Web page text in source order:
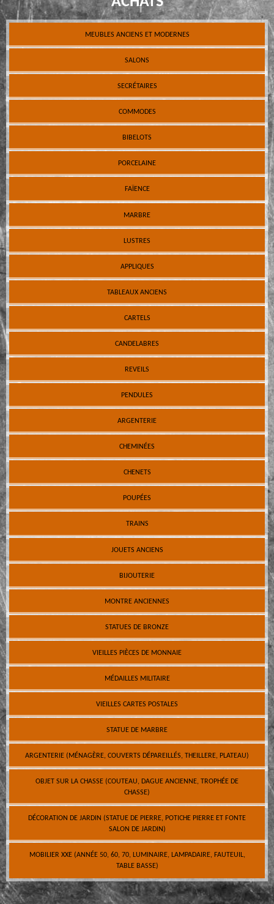
MEUBLES ANCIENS ET MODERNES
SALONS
SECRÉTAIRES
COMMODES
BIBELOTS
PORCELAINE
FAÏENCE
MARBRE
LUSTRES
APPLIQUES
TABLEAUX ANCIENS
CARTELS
CANDELABRES
REVEILS
PENDULES
ARGENTERIE
CHEMINÉES
CHENETS
POUPÉES
TRAINS
JOUETS ANCIENS
BIJOUTERIE
MONTRE ANCIENNES
STATUES DE BRONZE
VIEILLES PIÈCES DE MONNAIE
MÉDAILLES MILITAIRE
VIEILLES CARTES POSTALES
STATUE DE MARBRE
ARGENTERIE (MÉNAGÈRE, COUVERTS DÉPAREILLÉS, THEILLERE, PLATEAU)
OBJET SUR LA CHASSE (COUTEAU, DAGUE ANCIENNE, TROPHÉE DE
CHASSE)
DÉCORATION DE JARDIN (STATUE DE PIERRE, POTICHE PIERRE ET FONTE
SALON DE JARDIN)
MOBILIER XXE (ANNÉE 50, 60, 70, LUMINAIRE, LAMPADAIRE, FAUTEUIL,
TABLE BASSE)